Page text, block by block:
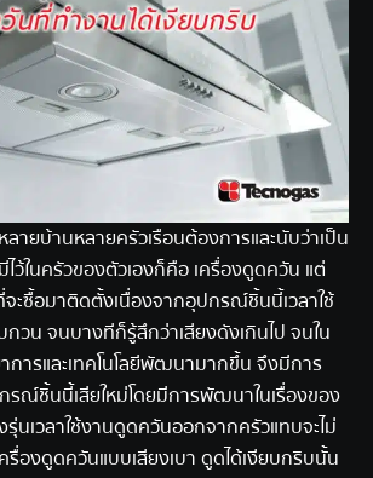
ลายบ้านหลายครัวเรือนต้องการและนับว่าเป็น
ว้ในครัวของตัวเองก็คือ เครื่องดูดควัน แต่
ะซื้อมาติดตั้งเนื่องจากอุปกรณ์ชิ้นนี้เวลาใช้
กวน จนบางทีก็รู้สึกว่าเสียงดังเกินไป จนใน
การและเทคโนโลยีพัฒนามากขึ้น จึงมีการ
ณ์ชิ้นนี้เสียใหม่โดยมีการพัฒนาในเรื่องของ
นเวลาใช้งานดูดควันออกจากครัวแทบจะไม่
ครื่องดูดควันแบบเสียงเบา ดูดได้เงียบกริบนั้น